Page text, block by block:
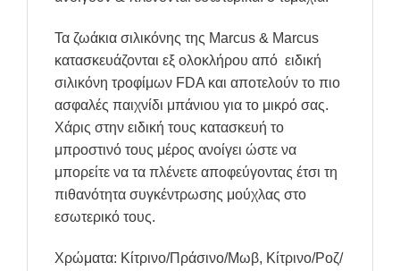
Τα ζωάκια σιλικόνης της Marcus & Marcus
κατασκευάζονται εξ ολοκλήρου από ειδική
σιλικόνη τροφίμων FDA και αποτελούν το πιο
ασφαλές παιχνίδι μπάνιου για το μικρό σας.
Χάρις στην ειδική τους κατασκευή το
μπροστινό τους μέρος ανοίγει ώστε να
μπορείτε να τα πλένετε αποφεύγοντας έτσι τη
πιθανότητα συγκέντρωσης μούχλας στο
εσωτερικό τους.
Χρώματα: Κίτρινο/Πράσινο/Μωβ, Κίτρινο/Ροζ/